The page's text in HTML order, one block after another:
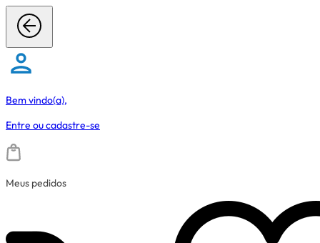
Bem vindo(a),
Entre oucadastre-se
Meus pedidos